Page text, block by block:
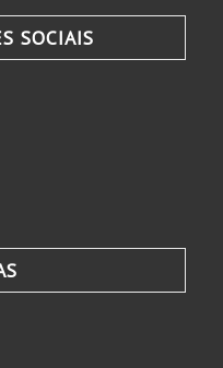
SOCIAIS